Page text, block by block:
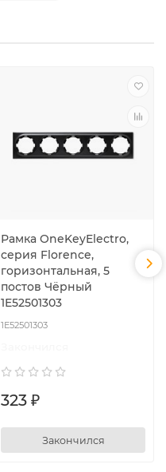
Рамка OneKeyElectro,
серия Florence,
горизонтальная, 5
постов Чёрный
1E52501303
1E52501303
323 ₽
Закончился